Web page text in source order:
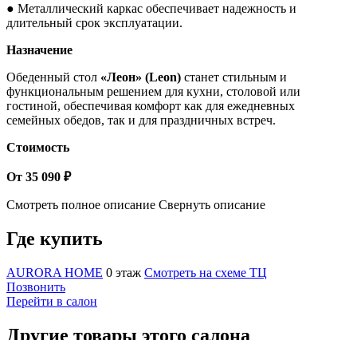
● Металлический каркас обеспечивает надежность и
длительный срок эксплуатации.
Назначение
Обеденный стол «Леон» (Leon) станет стильным и
функциональным решением для кухни, столовой или
гостиной, обеспечивая комфорт как для ежедневных
семейных обедов, так и для праздничных встреч.
Стоимость
От 35 090 ₽
Смотреть полное описание Свернуть описание
Где купить
AURORA HOME 0 этаж Смотреть на схеме ТЦ
Позвонить
Перейти в салон
Другие товары этого салона